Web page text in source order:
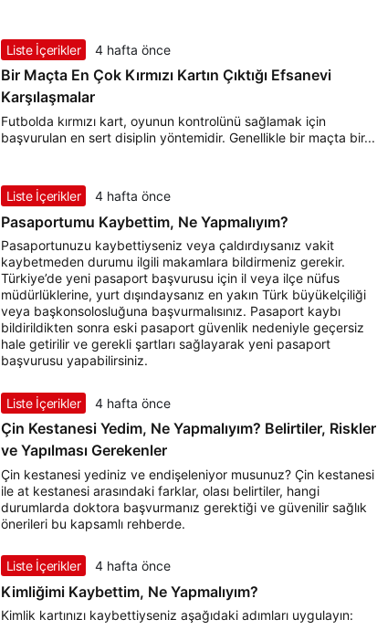
Liste İçerikler 4 hafta önce
Bir Maçta En Çok Kırmızı Kartın Çıktığı Efsanevi
Karşılaşmalar
Futbolda kırmızı kart, oyunun kontrolünü sağlamak için
başvurulan en sert disiplin yöntemidir. Genellikle bir maçta bir...
Liste İçerikler 4 hafta önce
Pasaportumu Kaybettim, Ne Yapmalıyım?
Pasaportunuzu kaybettiyseniz veya çaldırdıysanız vakit
kaybetmeden durumu ilgili makamlara bildirmeniz gerekir.
Türkiye’de yeni pasaport başvurusu için il veya ilçe nüfus
müdürlüklerine, yurt dışındaysanız en yakın Türk büyükelçiliği
veya başkonsolosluğuna başvurmalısınız. Pasaport kaybı
bildirildikten sonra eski pasaport güvenlik nedeniyle geçersiz
hale getirilir ve gerekli şartları sağlayarak yeni pasaport
başvurusu yapabilirsiniz.
Liste İçerikler 4 hafta önce
Çin Kestanesi Yedim, Ne Yapmalıyım? Belirtiler, Riskler
ve Yapılması Gerekenler
Çin kestanesi yediniz ve endişeleniyor musunuz? Çin kestanesi
ile at kestanesi arasındaki farklar, olası belirtiler, hangi
durumlarda doktora başvurmanız gerektiği ve güvenilir sağlık
önerileri bu kapsamlı rehberde.
Liste İçerikler 4 hafta önce
Kimliğimi Kaybettim, Ne Yapmalıyım?
Kimlik kartınızı kaybettiyseniz aşağıdaki adımları uygulayın: